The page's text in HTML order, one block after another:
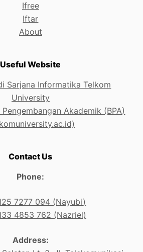
Ifree
Iftar
About
Useful Website
Sarjana Informatika Telkom
University
Akademik (BPA)
Contact Us
Phone:
7277 094 (Nayubi)
4853 762 (Nazriel)
Address: